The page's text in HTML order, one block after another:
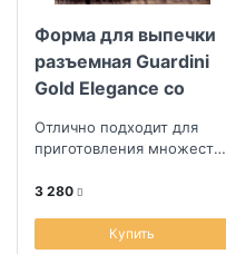
Форма для выпечки
разъемная Guardini
Gold Elegance со
Отлично подходит для
приготовления множества
антипригарные
3 280
Купить